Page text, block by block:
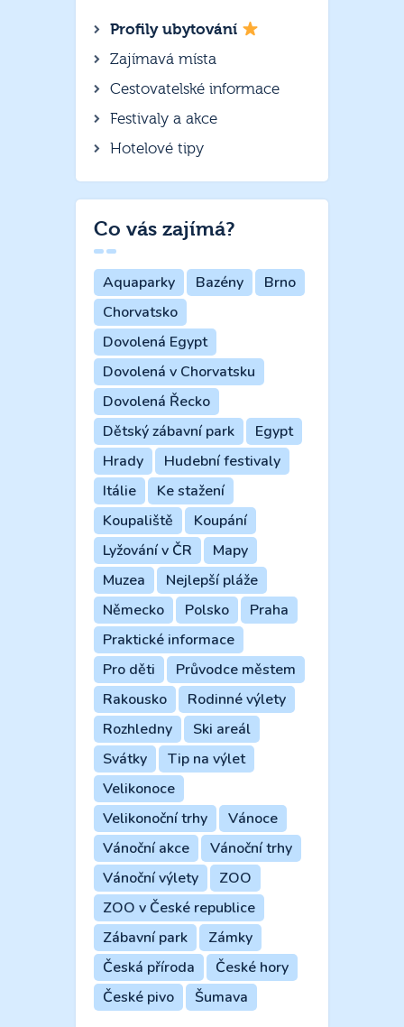
Profily ubytování
Zajímavá místa
Cestovatelské informace
Festivaly a akce
Hotelové tipy
Co vás zajímá?
Aquaparky Bazény
Brno
Chorvatsko
Dovolená Egypt
Dovolená v Chorvatsku
Dovolená Řecko
Dětský zábavní park
Egypt
Hrady
Hudební festivaly
Itálie
Ke stažení
Koupaliště
Koupání
Lyžování v ČR
Mapy
Muzea
Nejlepší pláže
Německo
Polsko
Praha
Praktické informace
Pro děti
Průvodce městem
Rakousko
Rodinné výlety
Rozhledny
Ski areál
Svátky
Tip na výlet
Velikonoce
Velikonoční trhy
Vánoce
Vánoční akce
Vánoční trhy
Vánoční výlety
ZOO
ZOO v České republice
Zábavní park
Zámky
Česká příroda
České hory
České pivo
Šumava